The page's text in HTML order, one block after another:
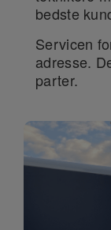
bedste
Servicen
adresse.
parter.